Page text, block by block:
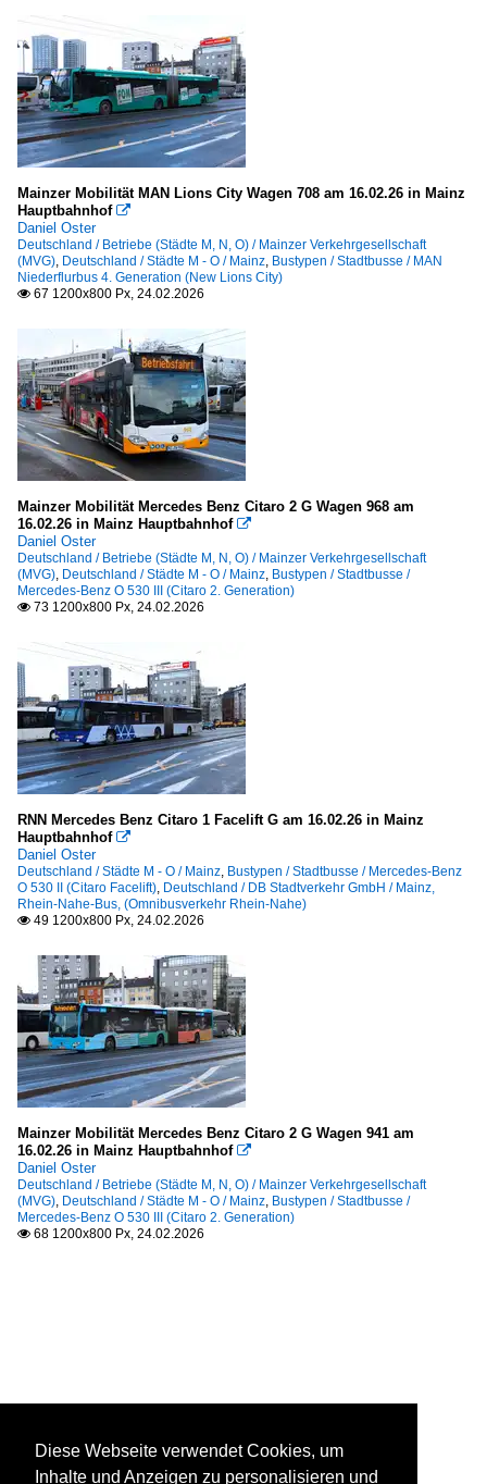
Mainzer Mobilität MAN Lions City Wagen 708 am 16.02.26 in Mainz
Hauptbahnhof 
Daniel Oster
Deutschland / Betriebe (Städte M, N, O) / Mainzer Verkehrgesellschaft
(MVG), Deutschland / Städte M - O / Mainz, Bustypen / Stadtbusse / MAN
Niederflurbus 4. Generation (New Lions City)
 67 1200x800 Px, 24.02.2026
Mainzer Mobilität Mercedes Benz Citaro 2 G Wagen 968 am
16.02.26 in Mainz Hauptbahnhof 
Daniel Oster
Deutschland / Betriebe (Städte M, N, O) / Mainzer Verkehrgesellschaft
(MVG), Deutschland / Städte M - O / Mainz, Bustypen / Stadtbusse /
Mercedes-Benz O 530 III (Citaro 2. Generation)
 73 1200x800 Px, 24.02.2026
RNN Mercedes Benz Citaro 1 Facelift G am 16.02.26 in Mainz
Hauptbahnhof 
Daniel Oster
Deutschland / Städte M - O / Mainz, Bustypen / Stadtbusse / Mercedes-Benz
O 530 II (Citaro Facelift), Deutschland / DB Stadtverkehr GmbH / Mainz,
Rhein-Nahe-Bus, (Omnibusverkehr Rhein-Nahe)
 49 1200x800 Px, 24.02.2026
Mainzer Mobilität Mercedes Benz Citaro 2 G Wagen 941 am
16.02.26 in Mainz Hauptbahnhof 
Daniel Oster
Deutschland / Betriebe (Städte M, N, O) / Mainzer Verkehrgesellschaft
(MVG), Deutschland / Städte M - O / Mainz, Bustypen / Stadtbusse /
Mercedes-Benz O 530 III (Citaro 2. Generation)
 68 1200x800 Px, 24.02.2026
Diese Webseite verwendet Cookies, um
Inhalte und Anzeigen zu personalisieren und